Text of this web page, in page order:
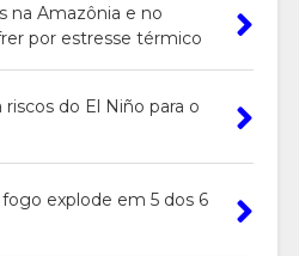
na Amazônia e no
por estresse térmico
riscos do El Niño para o
explode em 5 dos 6